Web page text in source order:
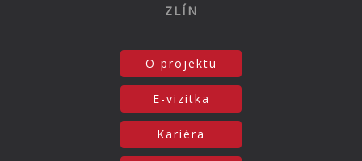
ZLÍN
O projektu
E-vizitka
Kariéra